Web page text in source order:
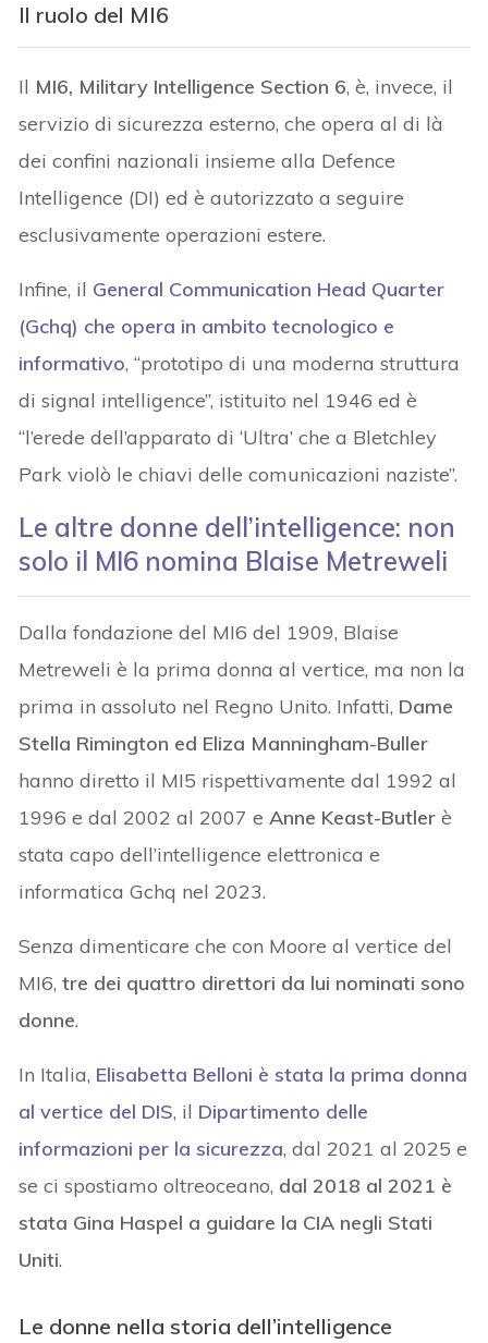
Il ruolo del MI6
Il MI6, Military Intelligence Section 6, è, invece, il
servizio di sicurezza esterno, che opera al di là
dei confini nazionali insieme alla Defence
Intelligence (DI) ed è autorizzato a seguire
esclusivamente operazioni estere.
Infine, il General Communication Head Quarter
(Gchq) che opera in ambito tecnologico e
informativo, “prototipo di una moderna struttura
di signal intelligence”, istituito nel 1946 ed è
“l’erede dell’apparato di ‘Ultra’ che a Bletchley
Park violò le chiavi delle comunicazioni naziste”.
Le altre donne dell’intelligence: non
solo il MI6 nomina Blaise Metreweli
Dalla fondazione del MI6 del 1909, Blaise
Metreweli è la prima donna al vertice, ma non la
prima in assoluto nel Regno Unito. Infatti, Dame
Stella Rimington ed Eliza Manningham-Buller
hanno diretto il MI5 rispettivamente dal 1992 al
1996 e dal 2002 al 2007 e Anne Keast-Butler è
stata capo dell’intelligence elettronica e
informatica Gchq nel 2023.
Senza dimenticare che con Moore al vertice del
MI6, tre dei quattro direttori da lui nominati sono
donne.
In Italia, Elisabetta Belloni è stata la prima donna
al vertice del DIS, il Dipartimento delle
informazioni per la sicurezza, dal 2021 al 2025 e
se ci spostiamo oltreoceano, dal 2018 al 2021 è
stata Gina Haspel a guidare la CIA negli Stati
Uniti.
Le donne nella storia dell’intelligence